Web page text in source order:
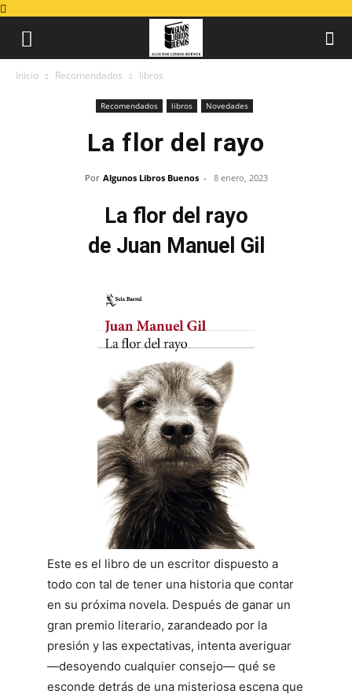
Inicio Recomendados libros
Recomendados libros Novedades
La flor del rayo
Por Algunos Libros Buenos - 8 enero, 2023
La flor del rayo
de Juan Manuel Gil
Este es el libro de un escritor dispuesto a
todo con tal de tener una historia que contar
en su próxima novela. Después de ganar un
gran premio literario, zarandeado por la
presión y las expectativas, intenta averiguar
―desoyendo cualquier consejo― qué se
esconde detrás de una misteriosa escena que